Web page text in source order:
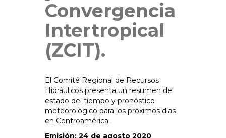
Convergencia
Intertropical
(ZCIT).
El Comité Regional de Recursos
Hidráulicos presenta un resumen del
estado del tiempo y pronóstico
meteorológico para los próximos días
en Centroamérica .
Emisión: 24 de agosto 2020.